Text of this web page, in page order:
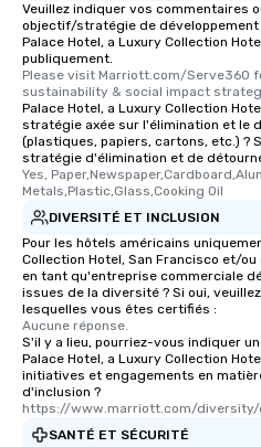
Veuillez indiquer vos commentaires
objectif/stratégie de
Palace Hotel, a Luxury Collection
publiquement.
Please visit Marriott.com/Serve360
sustainability & social impact
Palace Hotel, a Luxury Collection
stratégie axée sur l'élimination et le
(plastiques, papiers, cartons, etc.) ?
stratégie d'élimination et de
Yes,
Metals,Plastic,Glass,Cooking Oil
DIVERSITÉ ET INCLUSION
Pour les hôtels américains
Collection Hotel, San Francisco et/
en tant qu'entreprise commerciale
issues de la diversité ? Si oui,
lesquelles vous êtes certifiés :
Aucune réponse.
S'il y a lieu, pourriez-vous indiquer
Palace Hotel, a Luxury Collection
initiatives et engagements en
d'inclusion ?
https://www.marriott.com/
SANTÉ ET SÉCURITÉ